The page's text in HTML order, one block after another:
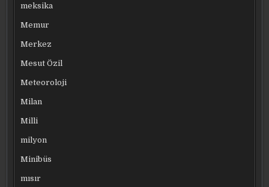
meksika
Memur
Merkez
Mesut Özil
Meteoroloji
Milan
Milli
milyon
Minibüs
mısır